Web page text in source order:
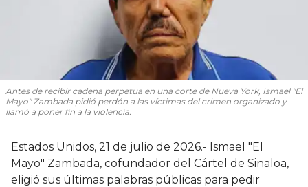
Antes de recibir cadena perpetua en una corte de Nueva York, Ismael "El
Mayo" Zambada pidió perdón a las víctimas del crimen organizado y
llamó a poner fin a la violencia.
Estados Unidos, 21 de julio de 2026.- Ismael "El
Mayo" Zambada, cofundador del Cártel de Sinaloa,
eligió sus últimas palabras públicas para pedir